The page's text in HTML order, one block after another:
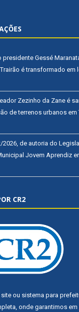
presidente Gessé
é transformado em
Zezinho da Zane é
de terrenos urbanos em
2026, de autoria do
Jovem Aprendiz
CR2
siteou sistema para
onde garantimos